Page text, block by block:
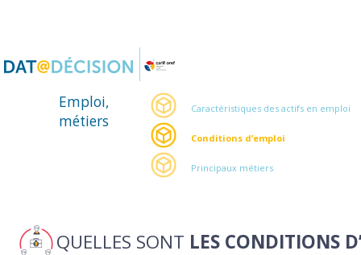
Emploi,
métiers
Caractéristiques des actifs en emploi
Conditions d’emploi
Principaux métiers
QUELLES SONT LES CONDITIONS